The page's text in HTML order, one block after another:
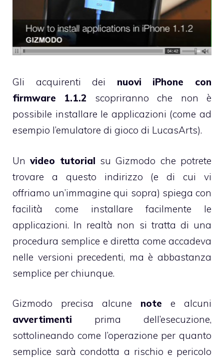
Gli acquirenti dei nuovi iPhone con
firmware 1.1.2 scopriranno che non è
possibile installare le applicazioni (come ad
esempio l’emulatore di gioco di LucasArts).
Unvideo tutorial su Gizmodo che potrete
trovare a questo indirizzo (e di cui vi
offriamo un’immagine qui sopra) spiega con
facilità come installare facilmente le
applicazioni. In realtà non si tratta di una
procedura semplice e diretta come accadeva
nelle versioni precedenti, ma è abbastanza
semplice per chiunque.
Gizmodo precisa alcune note e alcuni
avvertimenti prima dell’esecuzione,
sottolineando come l’operazione per quanto
semplice sarà condotta a rischio e pericolo